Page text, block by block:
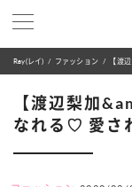
Ray(レイ) ファッション 【渡
【渡辺梨加
なれる♡ 愛さ